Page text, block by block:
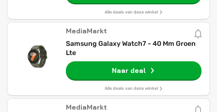
Alle deals van deze winkel
MediaMarkt
Samsung Galaxy Watch7 - 40 Mm Groen
Lte
Naar deal
Alle deals van deze winkel
MediaMarkt